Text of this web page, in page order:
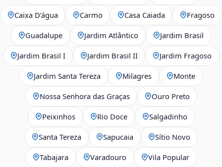
Caixa D’água Carmo Casa Caiada Fragoso
Guadalupe Jardim Atlântico Jardim Brasil
Jardim Brasil I Jardim Brasil II Jardim Fragoso
Jardim Santa Tereza Milagres Monte
Nossa Senhora das Graças Ouro Preto
Peixinhos Rio Doce Salgadinho
Santa Tereza Sapucaia Sítio Novo
Tabajara Varadouro Vila Popular